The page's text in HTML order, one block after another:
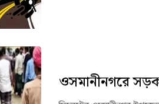
ওসমানীনগরে